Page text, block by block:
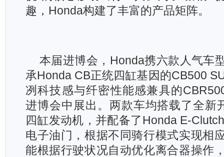
趣，Honda构建了丰富的产品矩阵。
本届进博会，Honda携六款人气车
承Honda CB正统四缸基因的CB500
冽科技感与纤密性能感兼具的
进博会中展出。两款车均搭载了全新
四缸发动机，并配备了Honda E-
电子油门，根据不同骑行模式实现相
能根据行驶状况自动优化离合器操作